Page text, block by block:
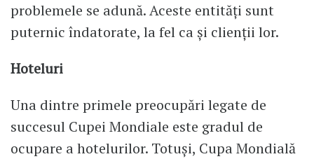
problemele se adună. Aceste entități sunt
puternic îndatorate, la fel ca și clienții lor.
Hoteluri
Una dintre primele preocupări legate de
succesul Cupei Mondiale este gradul de
ocupare a hotelurilor. Totuși, Cupa Mondială